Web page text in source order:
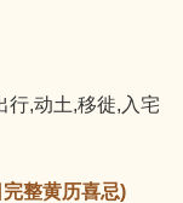
行,动土,移徙,入宅
整黄历喜忌)